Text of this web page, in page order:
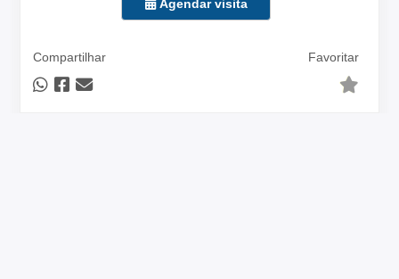
Agendar visita
Compartilhar Favoritar